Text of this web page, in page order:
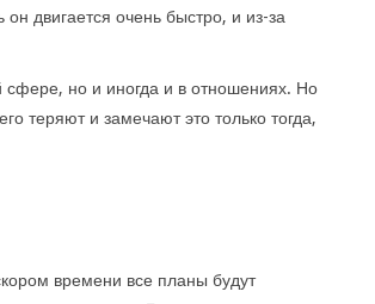
двигается очень быстро, и из-за
сфере, но и иногда и в отношениях. Но
теряют и замечают это только тогда,
времени все планы будут